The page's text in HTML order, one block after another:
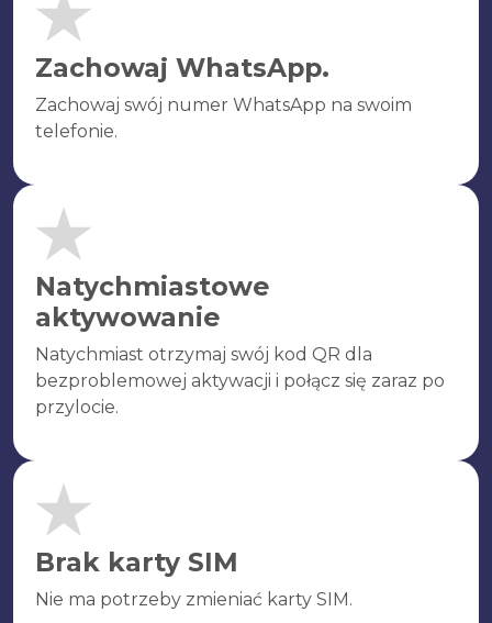
Zachowaj WhatsApp.
Zachowaj swój numer WhatsApp na swoim
telefonie.
Natychmiastowe
aktywowanie
Natychmiast otrzymaj swój kod QR dla
bezproblemowej aktywacji i połącz się zaraz po
przylocie.
Brak karty SIM
Nie ma potrzeby zmieniać karty SIM.